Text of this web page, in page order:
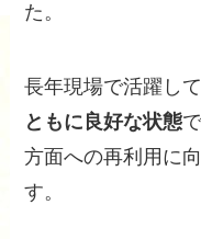
た。
長年現場で活躍し
ともに良好な状態
方面への再利用に
す。